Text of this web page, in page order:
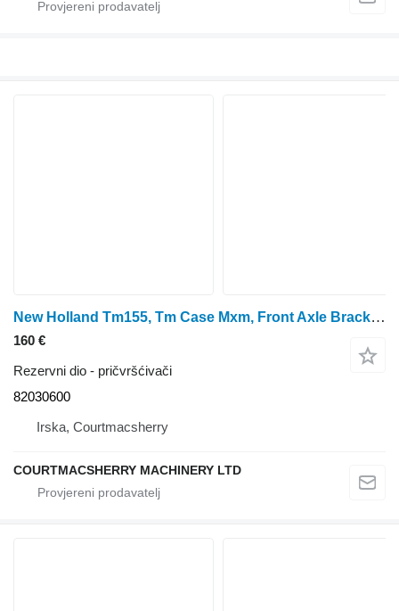
New Holland Tm155, Tm Case Mxm, Front Axle Bracket , 82020887 82030600 za traktora na kotačima
160 €
Rezervni dio - pričvršćivači
82030600
Irska, Courtmacsherry
COURTMACSHERRY MACHINERY LTD